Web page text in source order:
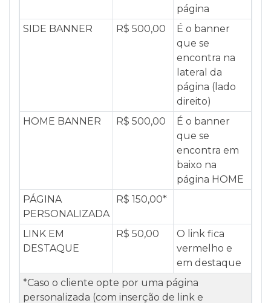
página
SIDE BANNER
R$ 500,00
É o banner
que se
encontra na
lateral da
página (lado
direito)
HOME BANNER
R$ 500,00
É o banner
que se
encontra em
baixo na
página HOME
PÁGINA
PERSONALIZADA
R$ 150,00*
LINK EM
DESTAQUE
R$ 50,00
O link fica
vermelho e
em destaque
*Caso o cliente opte por uma página
personalizada (com inserção de link e